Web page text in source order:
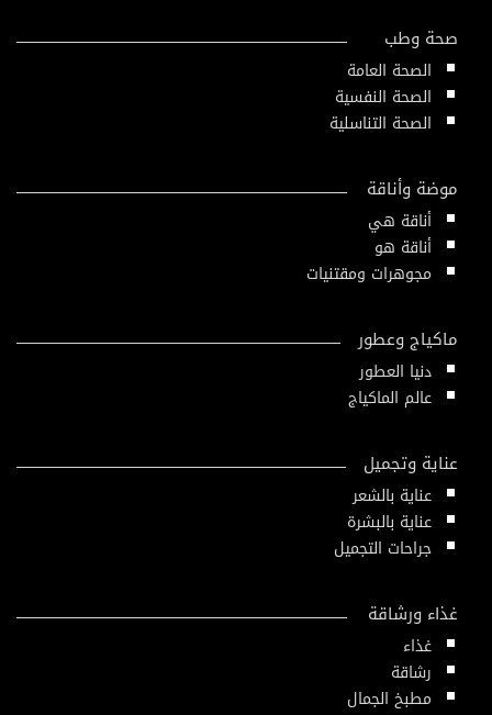
صحة وطب
الصحة العامة
الصحة النفسية
الصحة التناسلية
موضة وأناقة
أناقة هي
أناقة هو
مجوهرات ومقتنيات
ماكياج وعطور
دنيا العطور
عالم الماكياج
عناية وتجميل
عناية بالشعر
عناية بالبشرة
جراحات التجميل
غذاء ورشاقة
غذاء
رشاقة
مطبخ الجمال